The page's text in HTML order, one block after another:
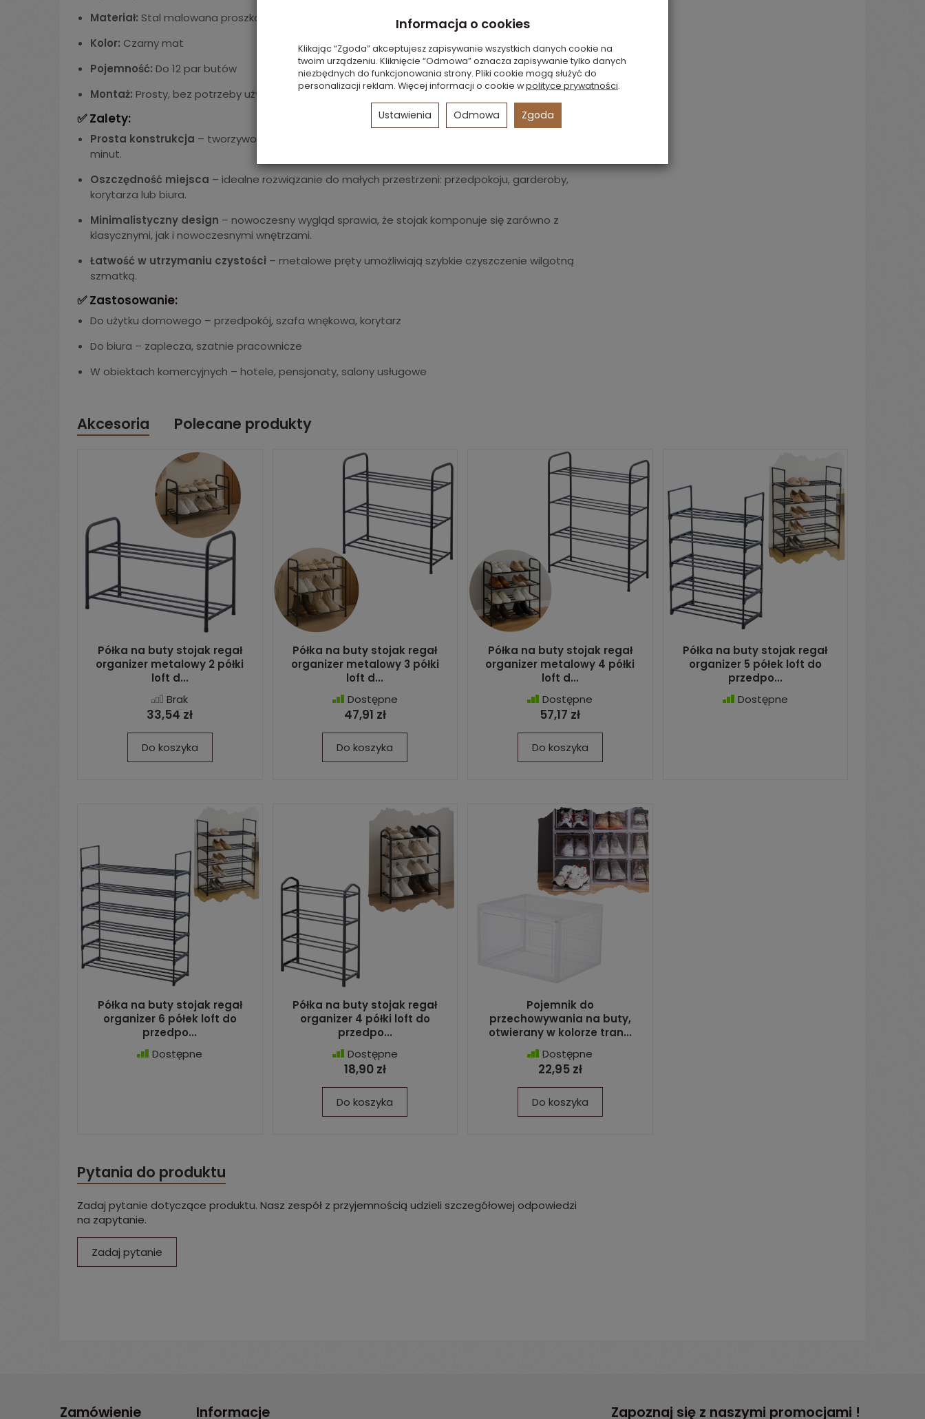
Materiał: Stal malowana proszkowo + tworzywo
Kolor: Czarny mat
Pojemność: Do 12 par butów
Montaż: Prosty, bez potrzeby użycia specjalistycznych narzędzi
✅ Zalety:
Prosta konstrukcja – tworzywowe boki + metalowe rurki do szybkiego i łatwego montażu w 5
minut.
Oszczędność miejsca – idealne rozwiązanie do małych przestrzeni: przedpokoju, garderoby,
korytarza lub biura.
Minimalistyczny design – nowoczesny wygląd sprawia, że stojak komponuje się zarówno z
klasycznymi, jak i nowoczesnymi wnętrzami.
Łatwość w utrzymaniu czystości – metalowe pręty umożliwiają szybkie czyszczenie wilgotną
szmatką.
✅ Zastosowanie:
Do użytku domowego – przedpokój, szafa wnękowa, korytarz
Do biura – zaplecza, szatnie pracownicze
W obiektach komercyjnych – hotele, pensjonaty, salony usługowe
Akcesoria Polecane produkty
Półka na buty stojak regał
organizer metalowy 2 półki
loft d...
Brak
33,54 zł
Do koszyka
Półka na buty stojak regał
organizer metalowy 3 półki
loft d...
Dostępne
47,91 zł
Do koszyka
Półka na buty stojak regał
organizer metalowy 4 półki
loft d...
Dostępne
57,17 zł
Do koszyka
Półka na buty stojak regał
organizer 5 półek loft do
przedpo...
Dostępne
Półka na buty stojak regał
organizer 6 półek loft do
przedpo...
Dostępne
Półka na buty stojak regał
organizer 4 półki loft do
przedpo...
Dostępne
18,90 zł
Do koszyka
Pojemnik do
przechowywania na buty,
otwierany w kolorze tran...
Dostępne
22,95 zł
Do koszyka
Pytania do produktu
Zadaj pytanie dotyczące produktu. Nasz zespół z przyjemnością udzieli szczegółowej odpowiedzi
na zapytanie.
Zadaj pytanie
Zamówienie Informacje Zapoznaj się z naszymi promocjami !
Informacja o cookies
Klikając “Zgoda” akceptujesz zapisywanie wszystkich danych cookie na
twoim urządzeniu. Kliknięcie “Odmowa” oznacza zapisywanie tylko danych
niezbędnych do funkcjonowania strony. Pliki cookie mogą służyć do
personalizacji reklam. Więcej informacji o cookie wpolityce prywatności.
Ustawienia Odmowa Zgoda